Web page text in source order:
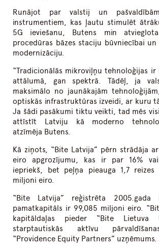
Runājot par valstij un
instrumentiem, kas ļautu stimulēt
5G ieviešanu, Butens min
procedūras bāzes staciju būvniecībai
modernizāciju.
“Tradicionālās mikroviļņu tehnoloģijas ir
attālumā, gan spektrā. Tādēļ, ja
maksimālo no jaunākajām
optiskās infrastruktūras izveidi, ar kuru
Ja šādi pasākumi tiktu veikti, tad mēs
attīstīt Latviju kā moderno
atzīmēja Butens.
Kā ziņots, “Bite Latvija” pērn strādāja
eiro apgrozījumu, kas ir par 16%
iepriekš, bet peļņa pieauga 1,7
miljoni eiro.
“Bite Latvija” reģistrēta
pamatkapitāls ir 99,085 miljoni eiro.
kapitāldaļas pieder “Bite
starptautiskās aktīvu
“Providence Equity Partners” uzņēmums.